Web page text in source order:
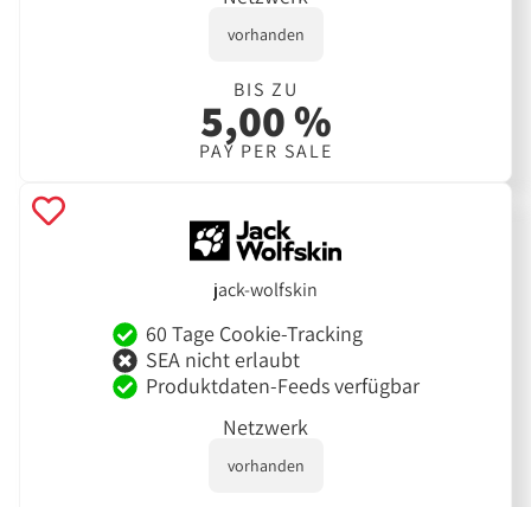
vorhanden
BIS ZU
5,00 %
PAY PER SALE
jack-wolfskin
60 Tage Cookie-Tracking
SEA nicht erlaubt
Produktdaten-Feeds verfügbar
Netzwerk
vorhanden